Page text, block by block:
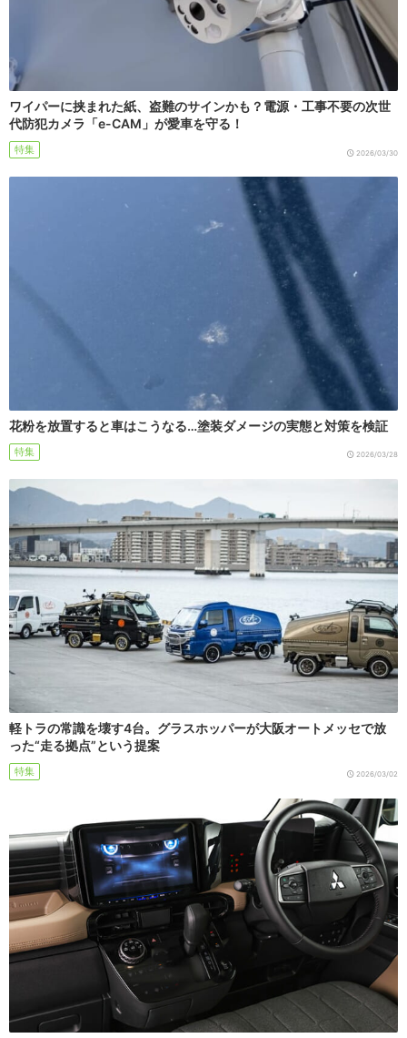
ワイパーに挟まれた紙、盗難のサインかも？電源・工事不要の次世
代防犯カメラ「e-CAM」が愛車を守る！
特集 2026/03/30
花粉を放置すると車はこうなる…塗装ダメージの実態と対策を検証
特集 2026/03/28
軽トラの常識を壊す4台。グラスホッパーが大阪オートメッセで放
った“走る拠点”という提案
特集 2026/03/02